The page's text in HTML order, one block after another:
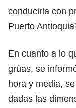
conducirla con
Puerto
En cuanto a lo
grúas, se
hora y media,
dadas las